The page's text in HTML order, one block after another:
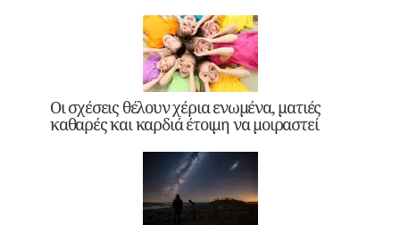
Οι σχέσεις θέλουν χέρια ενωμένα, ματιές
καθαρές και καρδιά έτοιμη να μοιραστεί